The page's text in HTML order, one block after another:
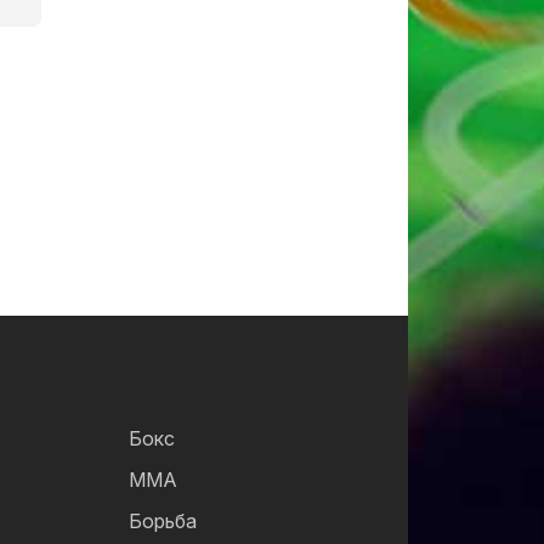
Бокс
ММА
Борьба